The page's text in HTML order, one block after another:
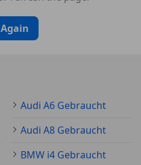
Pasching (Herr
07229 211 03).
Tribuswinkel (Herr
persönlich zur
223).
Audi A6 Gebraucht
Audi A8 Gebraucht
BMW i4 Gebraucht